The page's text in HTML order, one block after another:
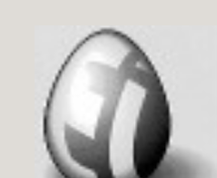
springen